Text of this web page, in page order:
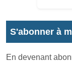
S'abonner à
En devenant